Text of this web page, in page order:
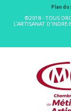
Plan du
©2018 - TOUS
L'ARTISANAT